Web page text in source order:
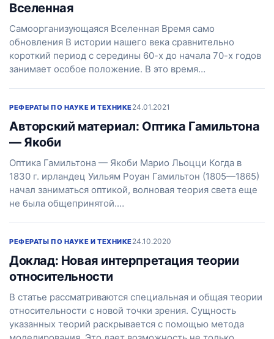
Вселенная
Самоорганизующаяся Вселенная Время само
обновления В истории нашего века сравнительно
короткий период с середины 60-х до начала 70-х годов
занимает особое положение. В это время…
РЕФЕРАТЫ ПО НАУКЕ И ТЕХНИКЕ24.01.2021
Авторский материал: Оптика Гамильтона
— Якоби
Оптика Гамильтона — Якоби Марио Льоцци Когда в
1830 г. ирландец Уильям Роуан Гамильтон (1805—1865)
начал заниматься оптикой, волновая теория света еще
не была общепринятой.…
РЕФЕРАТЫ ПО НАУКЕ И ТЕХНИКЕ24.10.2020
Доклад: Новая интерпретация теории
относительности
В статье рассматриваются специальная и общая теории
относительности с новой точки зрения. Сущность
указанных теорий раскрывается с помощью метода